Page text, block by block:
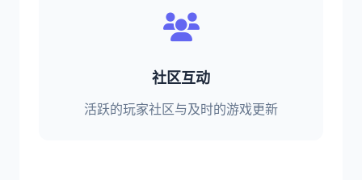
社区互动
活跃的玩家社区与及时的游戏更新